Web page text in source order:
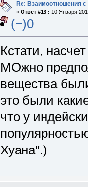
Re: Взаимоотношения
« Ответ #13 : 10 Января
(−)0
Кстати,
МОжно
вещества
это были
что у
Хуана".)